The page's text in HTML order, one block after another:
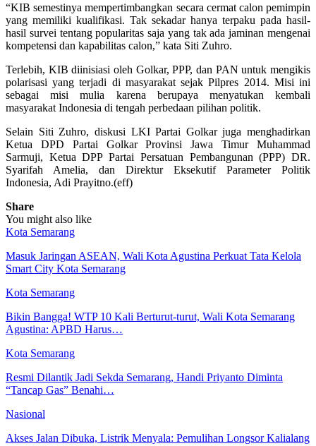
“KIB semestinya mempertimbangkan secara cermat calon pemimpin
yang memiliki kualifikasi. Tak sekadar hanya terpaku pada hasil-
hasil survei tentang popularitas saja yang tak ada jaminan mengenai
kompetensi dan kapabilitas calon,” kata Siti Zuhro.
Terlebih, KIB diinisiasi oleh Golkar, PPP, dan PAN untuk mengikis
polarisasi yang terjadi di masyarakat sejak Pilpres 2014. Misi ini
sebagai misi mulia karena berupaya menyatukan kembali
masyarakat Indonesia di tengah perbedaan pilihan politik.
Selain Siti Zuhro, diskusi LKI Partai Golkar juga menghadirkan
Ketua DPD Partai Golkar Provinsi Jawa Timur Muhammad
Sarmuji, Ketua DPP Partai Persatuan Pembangunan (PPP) DR.
Syarifah Amelia, dan Direktur Eksekutif Parameter Politik
Indonesia, Adi Prayitno.(eff)
Share
You might also like
Kota Semarang
Masuk Jaringan ASEAN, Wali Kota Agustina Perkuat Tata Kelola
Smart City Kota Semarang
Kota Semarang
Bikin Bangga! WTP 10 Kali Berturut-turut, Wali Kota Semarang
Agustina: APBD Harus…
Kota Semarang
Resmi Dilantik Jadi Sekda Semarang, Handi Priyanto Diminta
“Tancap Gas” Benahi…
Nasional
Akses Jalan Dibuka, Listrik Menyala: Pemulihan Longsor Kalialang